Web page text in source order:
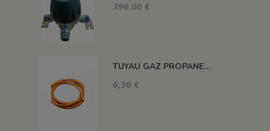
396,00 €
TUYAU GAZ PROPANE 20 BARS MAXI. DIAM. 8MM LE ML
6,36 €